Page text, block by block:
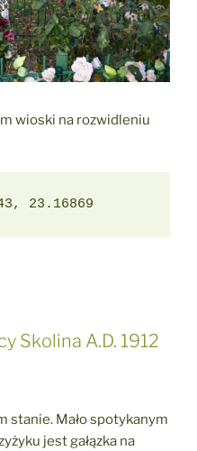
wioski na rozwidleniu
23.16869
Skolina A.D. 1912
stanie. Mało spotykanym
jest gałązka na